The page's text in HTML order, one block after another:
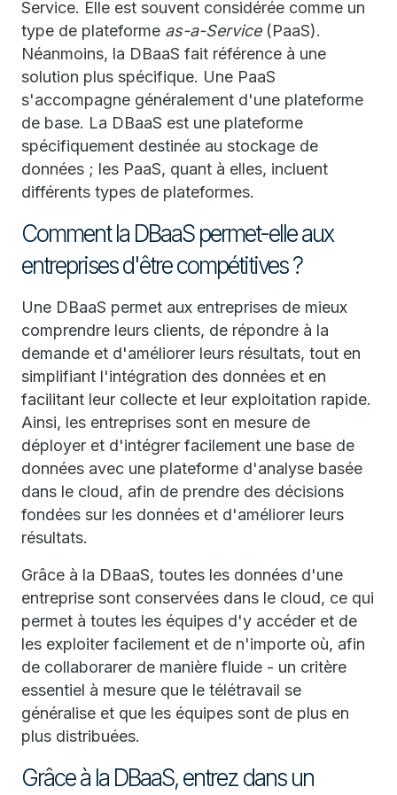
Service. Elle est souvent considérée comme un
type de plateforme as-a-Service(PaaS).
Néanmoins, la DBaaS fait référence à une
solution plus spécifique. Une PaaS
s'accompagne généralement d'une plateforme
de base. La DBaaS est une plateforme
spécifiquement destinée au stockage de
données ; les PaaS, quant à elles, incluent
différents types de plateformes.
Comment la DBaaS permet-elle aux
entreprises d'être compétitives ?
Une DBaaS permet aux entreprises de mieux
comprendre leurs clients, de répondre à la
demande et d'améliorer leurs résultats, tout en
simplifiant l'intégration des données et en
facilitant leur collecte et leur exploitation rapide.
Ainsi, les entreprises sont en mesure de
déployer et d'intégrer facilement une base de
données avec une plateforme d'analyse basée
dans le cloud, afin de prendre des décisions
fondées sur les données et d'améliorer leurs
résultats.
Grâce à la DBaaS, toutes les données d'une
entreprise sont conservées dans le cloud, ce qui
permet à toutes les équipes d'y accéder et de
les exploiter facilement et de n'importe où, afin
de collaborarer de manière fluide - un critère
essentiel à mesure que le télétravail se
généralise et que les équipes sont de plus en
plus distribuées.
Grâce à la DBaaS, entrez dans un